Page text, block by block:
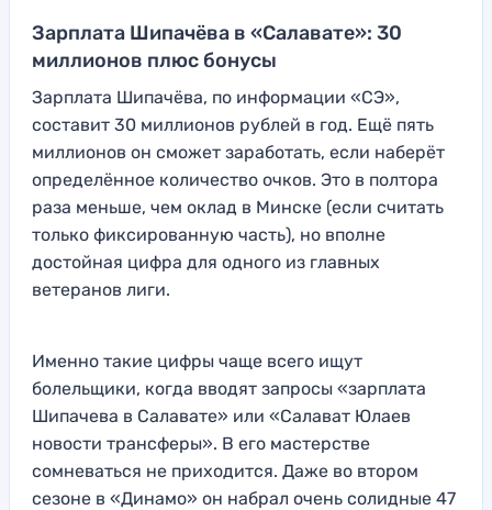
Зарплата Шипачёва в «Салавате»: 30
миллионов плюс бонусы
Зарплата Шипачёва, по информации «СЭ»,
составит 30 миллионов рублей в год. Ещё пять
миллионов он сможет заработать, если наберёт
определённое количество очков. Это в полтора
раза меньше, чем оклад в Минске (если считать
только фиксированную часть), но вполне
достойная цифра для одного из главных
ветеранов лиги.
Именно такие цифры чаще всего ищут
болельщики, когда вводят запросы «зарплата
Шипачева в Салавате» или «Салават Юлаев
новости трансферы». В его мастерстве
сомневаться не приходится. Даже во втором
сезоне в «Динамо» он набрал очень солидные 47